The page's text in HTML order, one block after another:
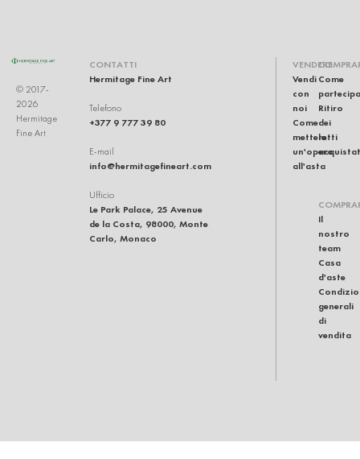
© 2017-
2026
Hermitage
Fine Art
CONTATTI
Hermitage Fine Art
Telefono
+377 9 777 39 80
E-mail
info@hermitagefineart.com
Ufficio
Le Park Palace, 25 Avenue
de la Costa, 98000, Monte
Carlo, Monaco
VENDERE
Vendi
con
noi
Come
mettere
un'opera
all'asta
Come
Ritiro
dei
lotti
Il
nostro
team
Casa
d'aste
generali
di
vendita